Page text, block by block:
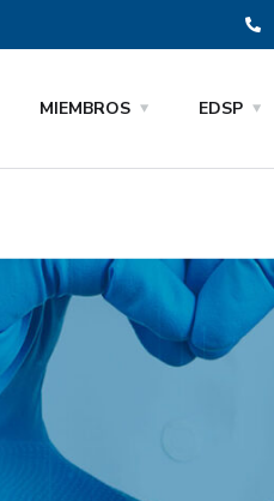
MIEMBROS EDSP